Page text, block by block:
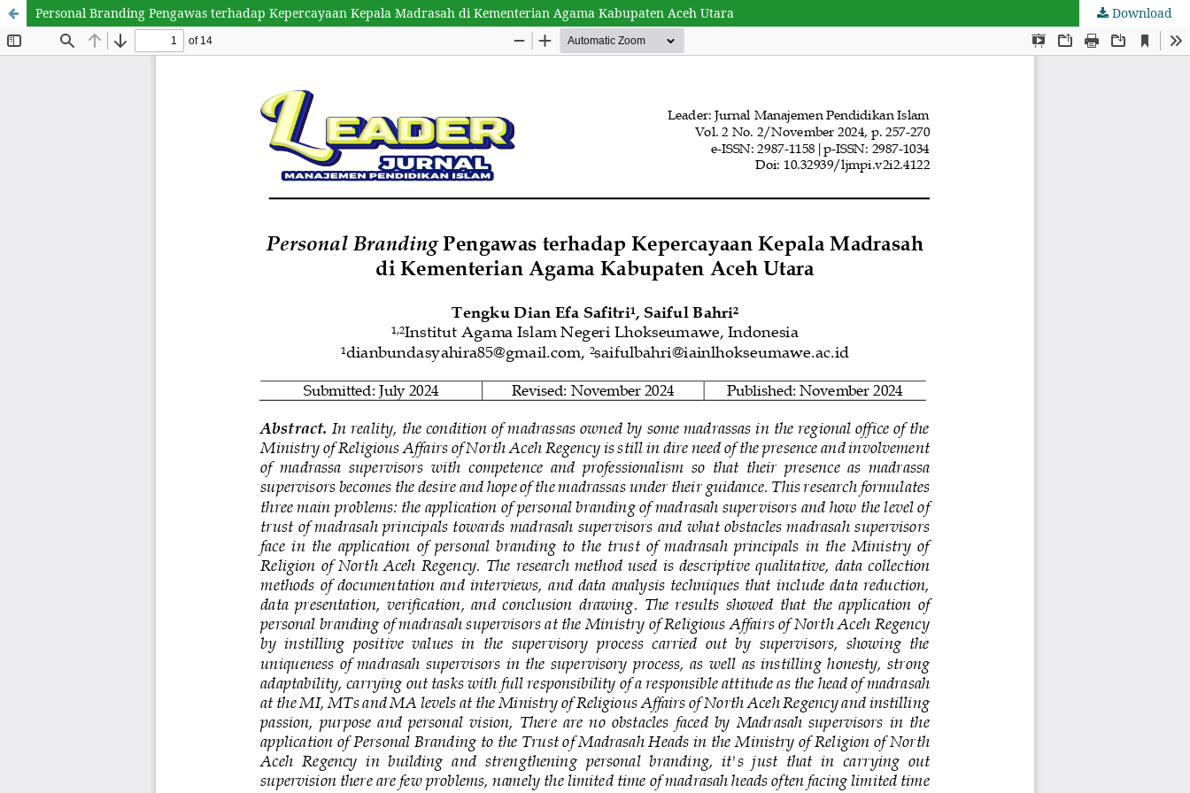
Personal Branding Pengawas terhadap Kepercayaan Kepala Madrasah di Kementerian Agama Kabupaten Aceh Utara Download